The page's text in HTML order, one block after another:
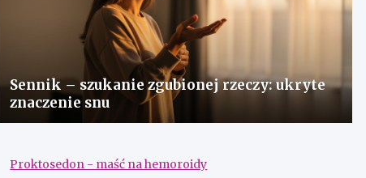
Sennik – szukanie zgubionej rzeczy: ukryte
znaczenie snu
Proktosedon - maść na hemoroidy